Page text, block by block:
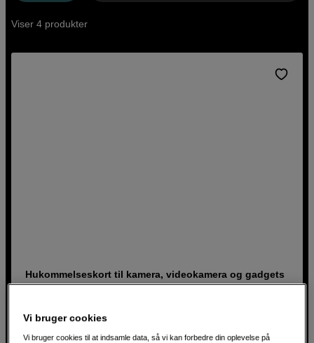
Viser 4 produkter
Hukommelseskort til kamera, videokamera og gadgets
Læsehastighed op til 200MB/s.
Vi bruger cookies
Vi bruger cookies til at indsamle data, så vi kan forbedre din oplevelse på